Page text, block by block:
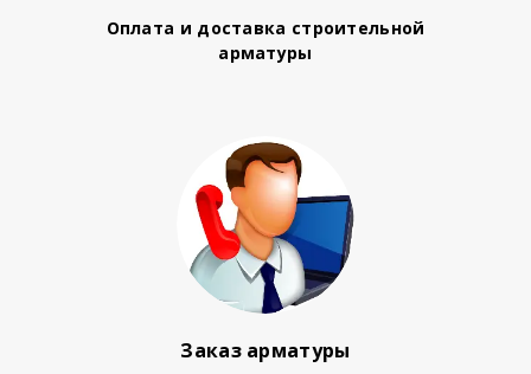
Оплата и доставка строительной
арматуры
Заказ арматуры